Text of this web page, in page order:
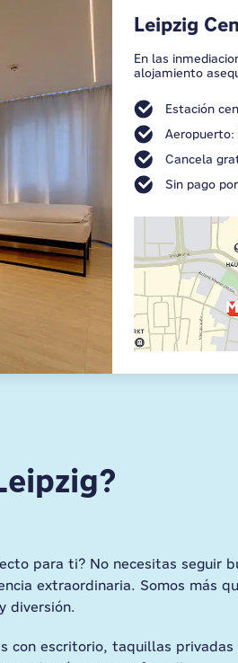
Leipzig
En las
alojamiento
Estación
Aeropuerto:
Cancela
Sin pago
para ti? No necesitas seguir
extraordinaria. Somos más
diversión.
con escritorio, taquillas